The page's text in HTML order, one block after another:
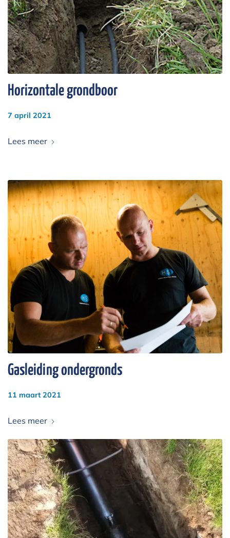
Horizontale grondboor
7 april 2021
Lees meer
Gasleiding ondergronds
11 maart 2021
Lees meer